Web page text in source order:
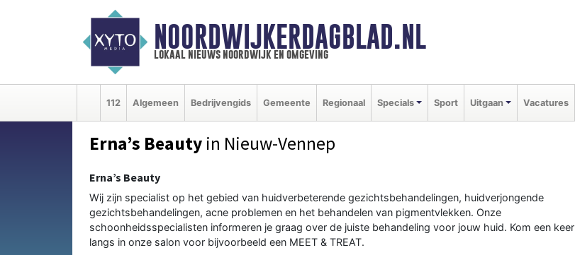
NOORDWIJKERDAGBLAD.NL
lokaal nieuws noordwijk en omgeving
112 Algemeen Bedrijvengids Gemeente Regionaal Specials Sport Uitgaan Vacatures
Erna’s Beauty in Nieuw-Vennep
Erna’s Beauty
Wij zijn specialist op het gebied van huidverbeterende gezichtsbehandelingen, huidverjongende
gezichtsbehandelingen, acne problemen en het behandelen van pigmentvlekken. Onze
schoonheidsspecialisten informeren je graag over de juiste behandeling voor jouw huid. Kom een keer
langs in onze salon voor bijvoorbeeld een MEET & TREAT.